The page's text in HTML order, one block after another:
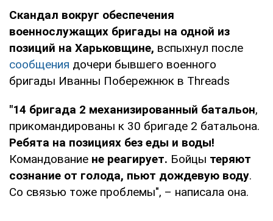
Скандал вокруг обеспечения
военнослужащих бригады на одной из
позиций на Харьковщине, вспыхнул после
сообщения дочери бывшего военного
бригады Иванны Побережнюк в Threads
"14 бригада 2 механизированный батальон,
прикомандированы к 30 бригаде 2 батальона.
Ребята на позициях без еды и воды!
Командование не реагирует. Бойцы теряют
сознание от голода, пьют дождевую воду.
Со связью тоже проблемы", – написала она.